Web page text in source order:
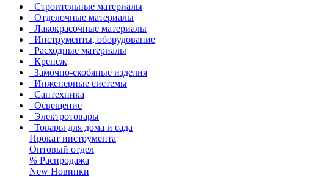
Строительные материалы
Отделочные материалы
Лакокрасочные материалы
Инструменты, оборудование
Расходные материалы
Крепеж
Замочно-скобяные изделия
Инженерные системы
Сантехника
Освещение
Электротовары
Товары для дома и сада
Прокат инструмента
Оптовый отдел
% Распродажа
New Новинки